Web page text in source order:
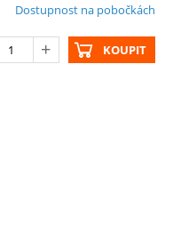
Dostupnost na pobočkách
KOUPIT